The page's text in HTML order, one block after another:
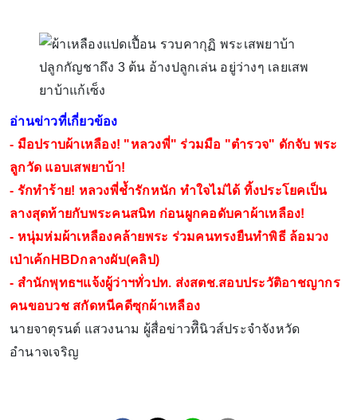
อ่านข่าวที่เกี่ยวข้อง
- มือปราบผ้าเหลือง! "หลวงพี่" ร่วมมือ "ตำรวจ" ดักจับ พระ
ลูกวัด แอบเสพยาบ้า!
- รักทำร้าย! หลวงพี่ช้ำรักหนัก ทำใจไม่ได้ ทิ้งประโยคเป็น
ลางสุดท้ายกับพระคนสนิท ก่อนผูกคอดับคาผ้าเหลือง!
- หนุ่มห่มผ้าเหลืองคล้ายพระ ร่วมคนทรงยืนทำพิธี ล้อมวง
เป่าเค้กHBDกลางผับ(คลิป)
- สำนักพุทธฯแจ้งผู้ว่าฯทั่วปท. ส่งสตช.สอบประวัติอาชญากร
คนขอบวช สกัดหนีคดีซุกผ้าเหลือง
นายจาตุรนต์ แสวงนาม ผู้สื่อข่าวทีินิวส์ประจำจังหวัด
อำนาจเจริญ